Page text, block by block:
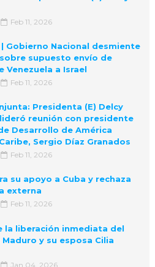
Feb 11, 2026
| Gobierno Nacional desmiente
supuesto envío de
Venezuela a Israel
Feb 11, 2026
Presidenta (E) Delcy
reunión con presidente
Desarrollo de América
Sergio Díaz Granados
Feb 11, 2026
su apoyo a Cuba y rechaza
externa
Feb 11, 2026
la liberación inmediata del
y su esposa Cilia
Jan 04, 2026